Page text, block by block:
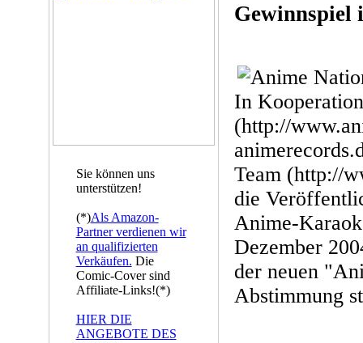
Sie können uns
unterstützen!
(*)Als Amazon-
Partner verdienen wir
an qualifizierten
Verkäufen. Die
Comic-Cover sind
Affiliate-Links!(*)
HIER DIE
ANGEBOTE DES
Gewinnspiel
In
(http://
Team (http://
die
Anime-
Dezember
der neuen
Abstimmung